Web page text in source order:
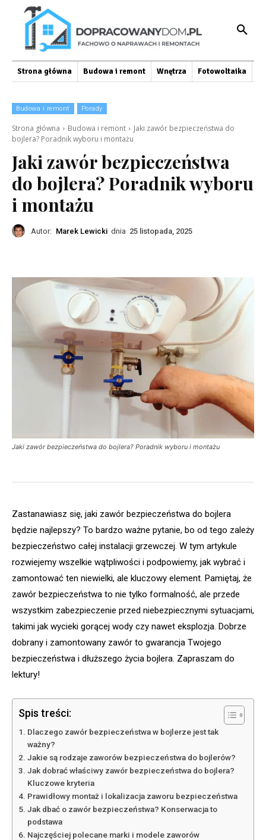
Strona główna Budowa i remont Wnętrza Fotowoltaika
Budowa i remont Porady
Strona główna Budowa i remont
Jaki zawór bezpieczeństwa do
bojlera? Poradnik wyboru i montażu
Jaki zawór bezpieczeństwa
do bojlera? Poradnik wyboru
i montażu
Autor: Marek Lewicki dnia 25 listopada, 2025
Jaki zawór bezpieczeństwa do bojlera? Poradnik wyboru i montażu
Zastanawiasz się, jaki zawór bezpieczeństwa do bojlera
będzie najlepszy? To bardzo ważne pytanie, bo od tego zależy
bezpieczeństwo całej instalacji grzewczej. W tym artykule
rozwiejemy wszelkie wątpliwości i podpowiemy, jak wybrać i
zamontować ten niewielki, ale kluczowy element. Pamiętaj, że
zawór bezpieczeństwa to nie tylko formalność, ale przede
wszystkim zabezpieczenie przed niebezpiecznymi sytuacjami,
takimi jak wycieki gorącej wody czy nawet eksplozja. Dobrze
dobrany i zamontowany zawór to gwarancja Twojego
bezpieczeństwa i dłuższego życia bojlera. Zapraszam do
lektury!
Spis treści:
Dlaczego zawór bezpieczeństwa w bojlerze jest tak
ważny?
Jakie są rodzaje zaworów bezpieczeństwa do bojlerów?
Jak dobrać właściwy zawór bezpieczeństwa do bojlera?
Kluczowe kryteria
Prawidłowy montaż i lokalizacja zaworu bezpieczeństwa
Jak dbać o zawór bezpieczeństwa? Konserwacja to
podstawa
Najczęściej polecane marki i modele zaworów